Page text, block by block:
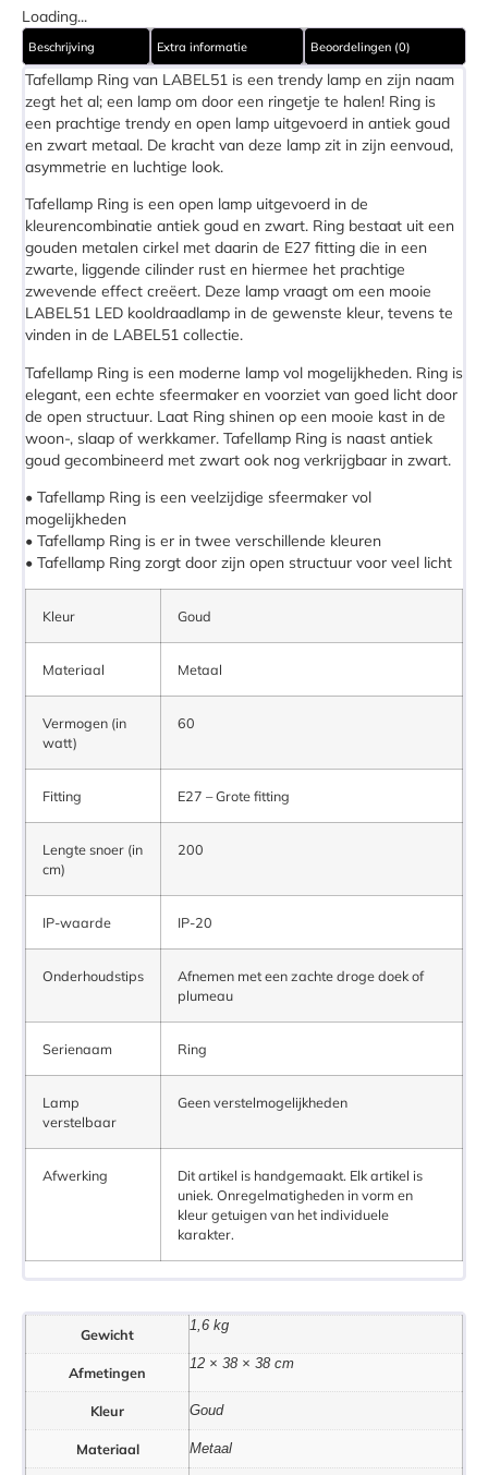
Loading...
Beschrijving Extra informatie Beoordelingen (0)
Tafellamp Ring van LABEL51 is een trendy lamp en zijn naam
zegt het al; een lamp om door een ringetje te halen! Ring is
een prachtige trendy en open lamp uitgevoerd in antiek goud
en zwart metaal. De kracht van deze lamp zit in zijn eenvoud,
asymmetrie en luchtige look.
Tafellamp Ring is een open lamp uitgevoerd in de
kleurencombinatie antiek goud en zwart. Ring bestaat uit een
gouden metalen cirkel met daarin de E27 fitting die in een
zwarte, liggende cilinder rust en hiermee het prachtige
zwevende effect creëert. Deze lamp vraagt om een mooie
LABEL51 LED kooldraadlamp in de gewenste kleur, tevens te
vinden in de LABEL51 collectie.
Tafellamp Ring is een moderne lamp vol mogelijkheden. Ring is
elegant, een echte sfeermaker en voorziet van goed licht door
de open structuur. Laat Ring shinen op een mooie kast in de
woon-, slaap of werkkamer. Tafellamp Ring is naast antiek
goud gecombineerd met zwart ook nog verkrijgbaar in zwart.
• Tafellamp Ring is een veelzijdige sfeermaker vol
mogelijkheden
• Tafellamp Ring is er in twee verschillende kleuren
• Tafellamp Ring zorgt door zijn open structuur voor veel licht
Kleur Goud
Materiaal Metaal
Vermogen (in
watt)
60
Fitting E27 – Grote fitting
Lengte snoer (in
cm)
200
IP-waarde IP-20
Onderhoudstips
Afnemen met een zachte droge doek of
plumeau
Serienaam Ring
Lamp
verstelbaar
Geen verstelmogelijkheden
Afwerking
Dit artikel is handgemaakt. Elk artikel is
uniek. Onregelmatigheden in vorm en
kleur getuigen van het individuele
karakter.
Gewicht 1,6 kg
Afmetingen 12 × 38 × 38 cm
Kleur Goud
Materiaal Metaal